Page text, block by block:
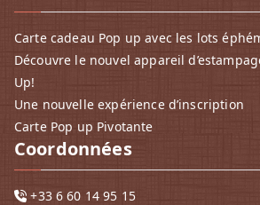
Carte cadeau Pop up avec les lots
Découvre le nouvel appareil
Up!
Une nouvelle expérience d’inscription
Carte Pop up Pivotante
Coordonnées
+33 6 60 14 95 15